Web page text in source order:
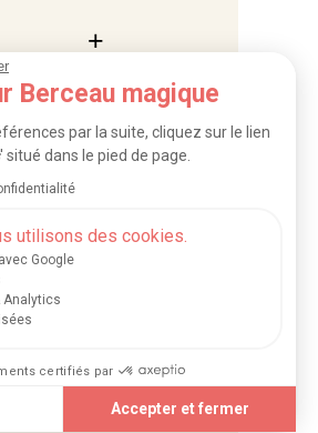
Berceau magique
par la suite, cliquez sur le lien
' situé dans le pied de page.
utilisons des cookies.
Google
Analytics
certifiés par
Accepter et fermer
et crédits